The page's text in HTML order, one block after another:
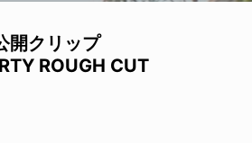
開クリップ
ROUGH CUT